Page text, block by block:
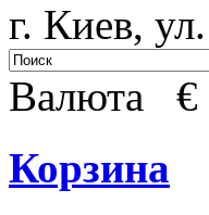
г. Киев,
Валюта €
Корзина